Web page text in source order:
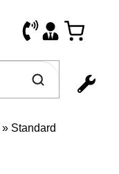
» Standard